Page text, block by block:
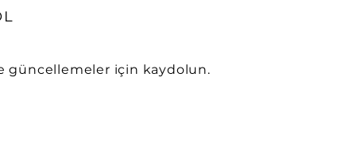
güncellemeler için kaydolun.